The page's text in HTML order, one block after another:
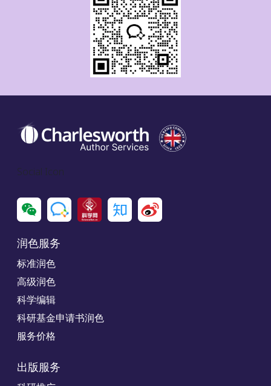
Social Icon
润色服务
标准润色
高级润色
科学编辑
科研基金申请书润色
服务价格
出版服务